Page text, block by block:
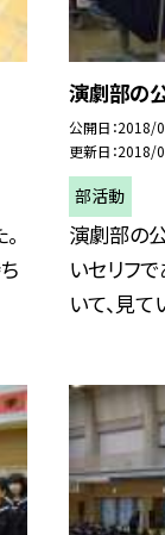
演劇部の
公開日 2018/
更新日 2018/
部活動
演劇部の
いセリフ
いて、見て